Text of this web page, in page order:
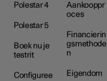
Polestar 4
Polestar 5
Boek nu je
testrit
Configuree
Aankooppr
oces
Financierin
gsmethode
n
Eigendom